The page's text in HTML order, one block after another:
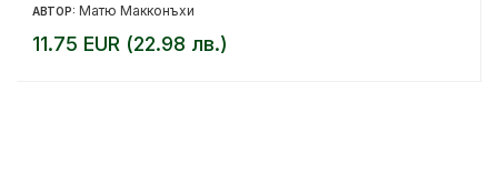
АВТОР: Матю Макконъхи
11.75 EUR (22.98 лв.)